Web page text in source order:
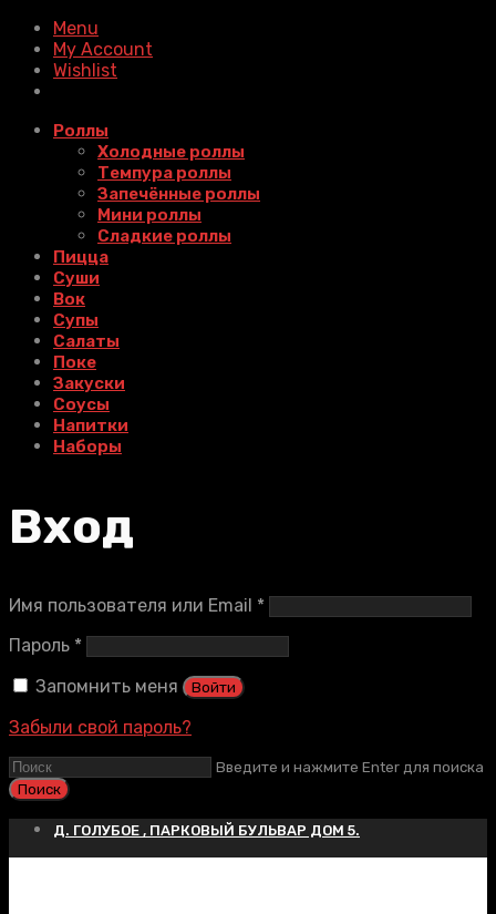
Menu
My Account
Wishlist
Роллы
Холодные роллы
Темпура роллы
Запечённые роллы
Мини роллы
Сладкие роллы
Пицца
Суши
Вок
Супы
Салаты
Поке
Закуски
Соусы
Напитки
Наборы
Вход
Имя пользователя или Email *Обязательно
Пароль *Обязательно
Запомнить меня
Войти
Забыли свой пароль?
Введите и нажмите Enter для поиска
Д. ГОЛУБОЕ , ПАРКОВЫЙ БУЛЬВАР ДОМ 5.